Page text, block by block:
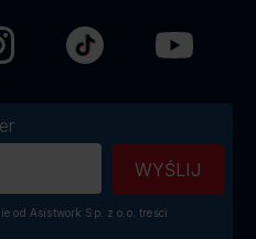
od Asistwork Sp. z o.o. treści